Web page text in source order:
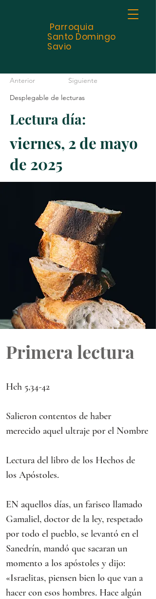
Parroquia
Santo Domingo
Savio
Anterior
Siguiente
Desplegable de lecturas
Lectura día:
viernes, 2 de mayo
de 2025
Primera lectura
Hch 5,34-42
Salieron contentos de haber
merecido aquel ultraje por el Nombre
Lectura del libro de los Hechos de
los Apóstoles.
EN aquellos días, un fariseo llamado
Gamaliel, doctor de la ley, respetado
por todo el pueblo, se levantó en el
Sanedrín, mandó que sacaran un
momento a los apóstoles y dijo:
«Israelitas, piensen bien lo que van a
hacer con esos hombres. Hace algún